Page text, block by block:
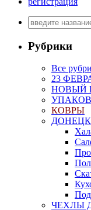
Рубрики
Все
23
НОВЫЙ
КОВРЫ
ЧЕХЛЫ